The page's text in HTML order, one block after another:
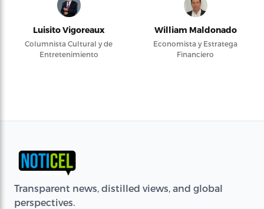
Luisito Vigoreaux
Columnista Cultural y de
Entretenimiento
William Maldonado
Economista y Estratega
Financiero
Transparent news, distilled views, and global
perspectives.